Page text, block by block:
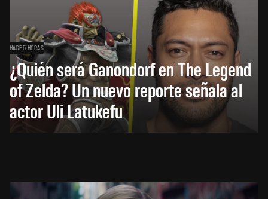
HACE 5 HORAS
¿Quién será Ganondorf en The Legend
of Zelda? Un nuevo reporte señala al
actor Uli Latukefu